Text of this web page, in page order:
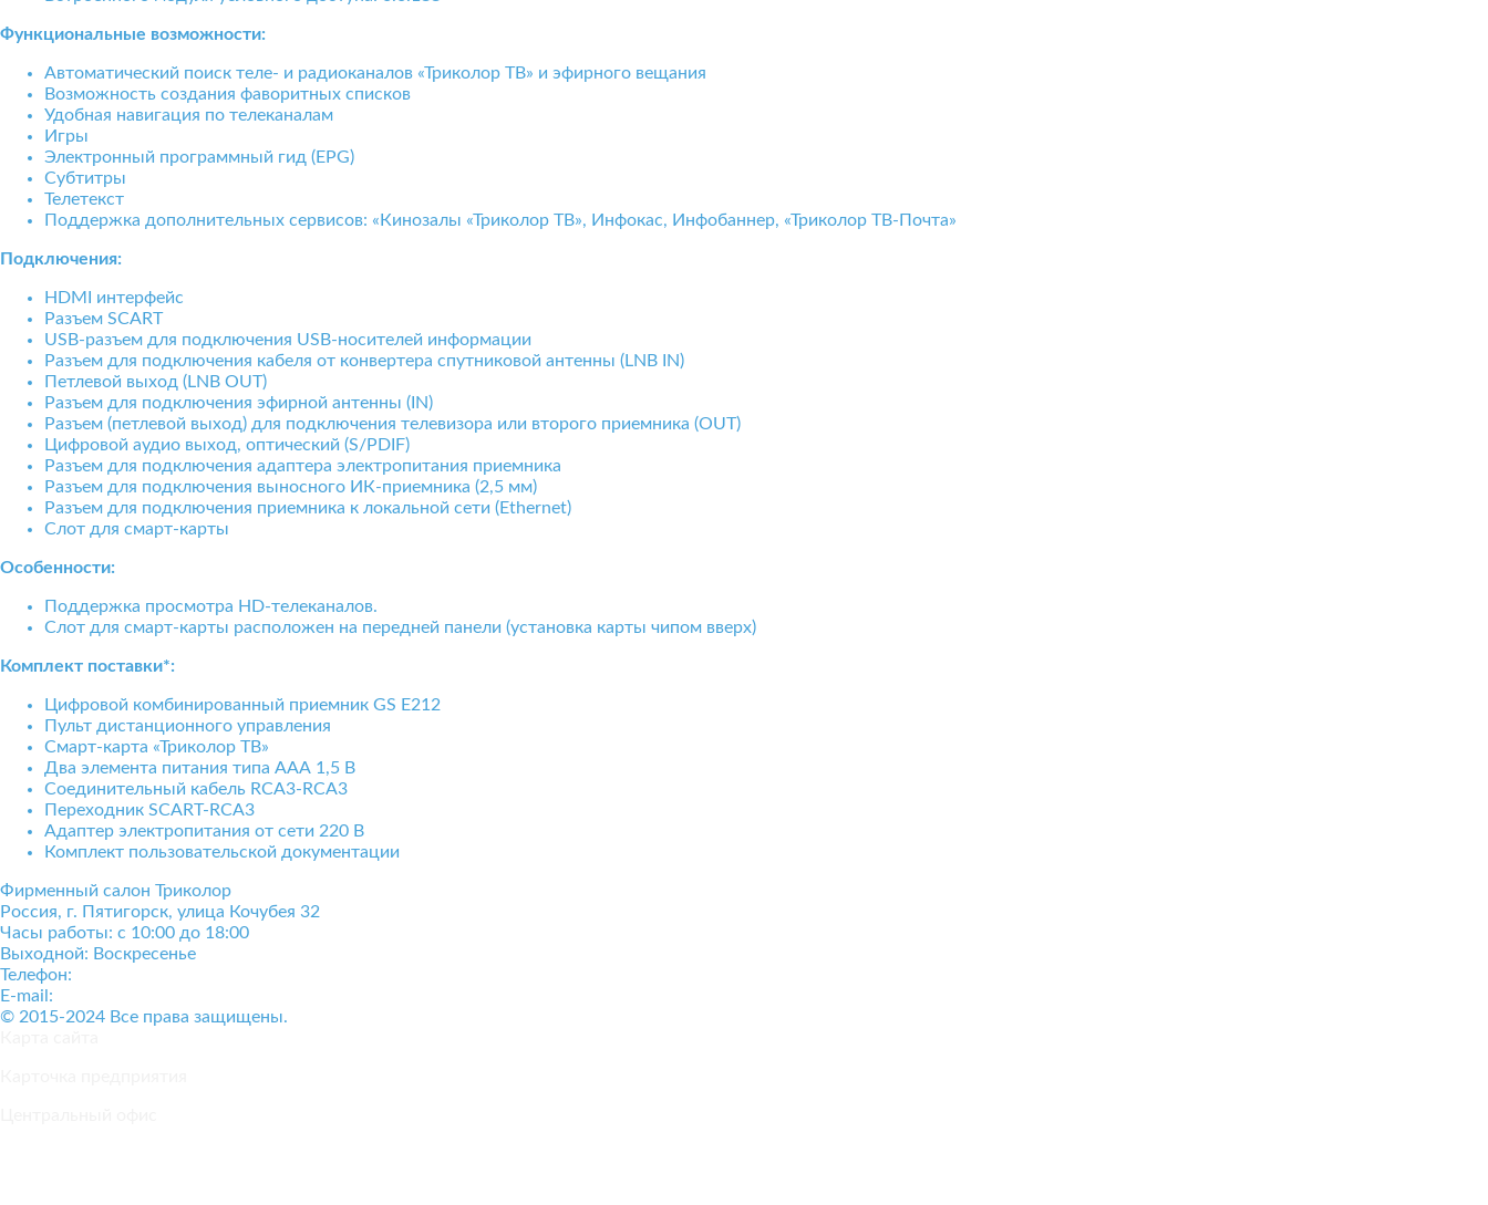
Функциональные возможности:
Автоматический поиск теле- и радиоканалов «Триколор ТВ» и эфирного вещания
Возможность создания фаворитных списков
Удобная навигация по телеканалам
Игры
Электронный программный гид (EPG)
Субтитры
Телетекст
Поддержка дополнительных сервисов: «Кинозалы «Триколор ТВ», Инфокас, Инфобаннер, «Триколор ТВ-Почта»
Подключения:
HDMI интерфейс
Разъем SCART
USB-разъем для подключения USB-носителей информации
Разъем для подключения кабеля от конвертера спутниковой антенны (LNB IN)
Петлевой выход (LNB OUT)
Разъем для подключения эфирной антенны (IN)
Разъем (петлевой выход) для подключения телевизора или второго приемника (OUT)
Цифровой аудио выход, оптический (S/PDIF)
Разъем для подключения адаптера электропитания приемника
Разъем для подключения выносного ИК-приемника (2,5 мм)
Разъем для подключения приемника к локальной сети (Ethernet)
Слот для смарт-карты
Особенности:
Поддержка просмотра HD-телеканалов.
Слот для смарт-карты расположен на передней панели (установка карты чипом вверх)
Комплект поставки*:
Цифровой комбинированный приемник GS E212
Пульт дистанционного управления
Смарт-карта «Триколор ТВ»
Два элемента питания типа ААА 1,5 В
Соединительный кабель RCA3-RCA3
Переходник SCART-RCA3
Адаптер электропитания от сети 220 В
Комплект пользовательской документации
Фирменный салон Триколор
Россия, г. Пятигорск, улица Кочубея 32
Часы работы: с 10:00 до 18:00
Выходной: Воскресенье
Телефон:
E-mail:
© 2015-2024 Все права защищены.